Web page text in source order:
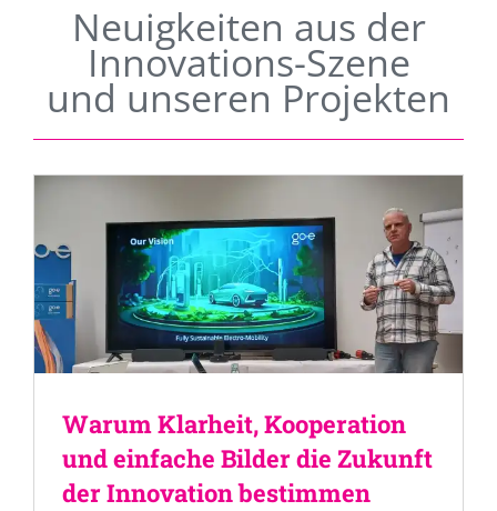
Neuigkeiten aus der
Innovations-Szene
und unseren Projekten
Warum Klarheit, Kooperation
und einfache Bilder die Zukunft
der Innovation bestimmen